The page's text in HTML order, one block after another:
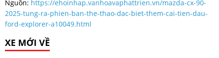
Nguồn: https://ehoinhap.vanhoavaphattrien.vn/mazda-cx-90-
2025-tung-ra-phien-ban-the-thao-dac-biet-them-cai-tien-dau-
ford-explorer-a10049.html
XE MỚI VỀ